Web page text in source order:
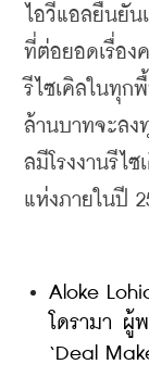
ไอวีแอลยืนยั
ที่ต่อยอดเรื่อง
รีไซเคิลในทุก
ล้านบาทจะลง
ลมีโรงงานรีไ
แห่งภายในปี
Aloke
โดรามา ผู้
‘Deal